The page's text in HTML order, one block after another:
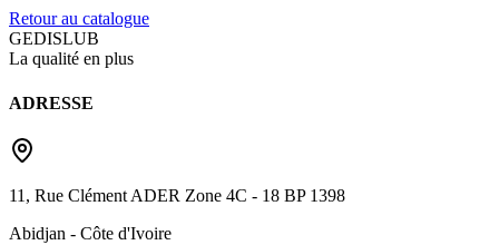
Retour au catalogue
GEDISLUB
La qualité en plus
ADRESSE
11, Rue Clément ADER Zone 4C - 18 BP 1398
Abidjan - Côte d'Ivoire